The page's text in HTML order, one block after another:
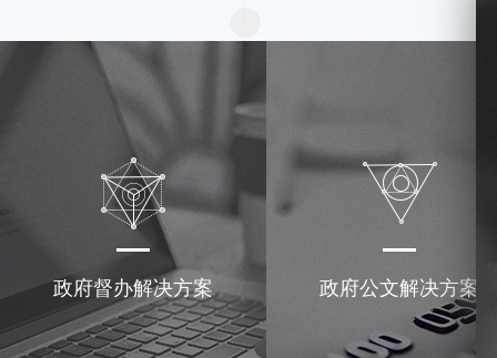
政府督办解决方案 政府公文解决方案